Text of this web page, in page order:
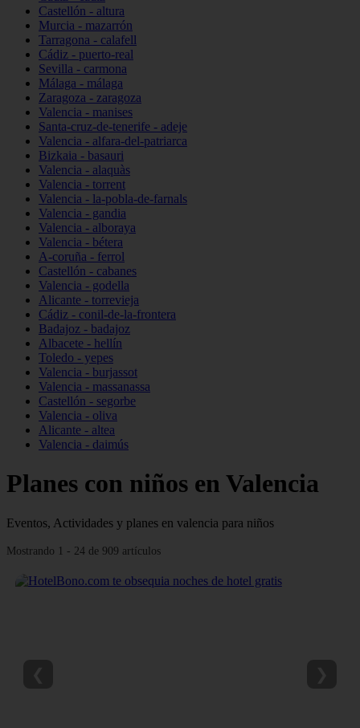
Castellón - altura
Murcia - mazarrón
Tarragona - calafell
Cádiz - puerto-real
Sevilla - carmona
Málaga - málaga
Zaragoza - zaragoza
Valencia - manises
Santa-cruz-de-tenerife - adeje
Valencia - alfara-del-patriarca
Bizkaia - basauri
Valencia - alaquàs
Valencia - torrent
Valencia - la-pobla-de-farnals
Valencia - gandia
Valencia - alboraya
Valencia - bétera
A-coruña - ferrol
Castellón - cabanes
Valencia - godella
Alicante - torrevieja
Cádiz - conil-de-la-frontera
Badajoz - badajoz
Albacete - hellín
Toledo - yepes
Valencia - burjassot
Valencia - massanassa
Castellón - segorbe
Valencia - oliva
Alicante - altea
Valencia - daimús
Planes con niños en Valencia
Eventos, Actividades y planes en valencia para niños
Mostrando 1 - 24 de 909 artículos